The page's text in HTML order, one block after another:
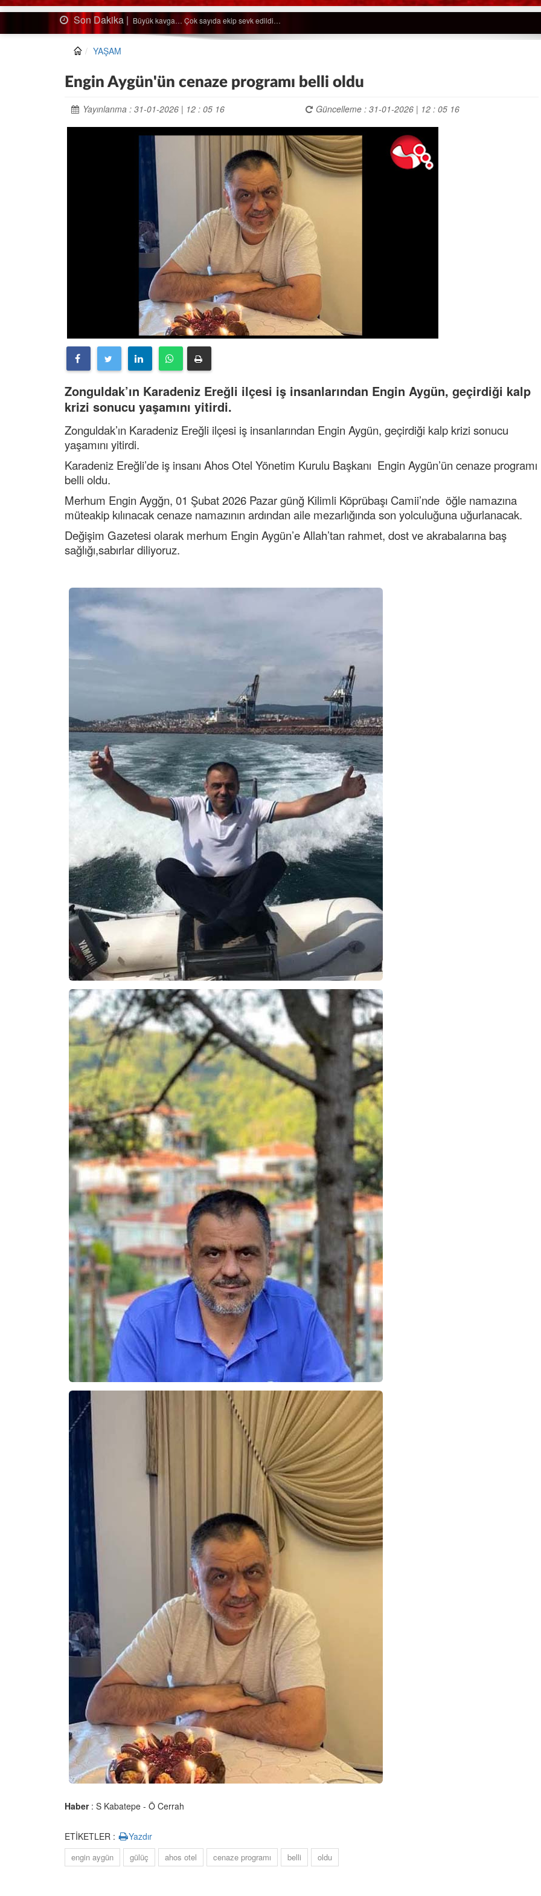
Son Dakika | Ağaçtan düştü…
YAŞAM
Engin Aygün'ün cenaze programı belli oldu
Yayınlanma : 31-01-2026 | 12 : 05 16 Güncelleme : 31-01-2026 | 12 : 05 16
Zonguldak’ın Karadeniz Ereğli ilçesi iş insanlarından Engin Aygün, geçirdiği kalp
krizi sonucu yaşamını yitirdi.
Zonguldak’ın Karadeniz Ereğli ilçesi iş insanlarından Engin Aygün, geçirdiği kalp krizi sonucu
yaşamını yitirdi.
Karadeniz Ereğli’de iş insanı Ahos Otel Yönetim Kurulu Başkanı Engin Aygün’ün cenaze programı
belli oldu.
Merhum Engin Aygğn, 01 Şubat 2026 Pazar günğ Kilimli Köprübaşı Camii’nde öğle namazına
müteakip kılınacak cenaze namazının ardından aile mezarlığında son yolculuğuna uğurlanacak.
Değişim Gazetesi olarak merhum Engin Aygün’e Allah’tan rahmet, dost ve akrabalarına baş
sağlığı,sabırlar diliyoruz.
Haber: S Kabatepe - Ö Cerrah
ETİKETLER : Yazdır
engin aygün gülüç ahos otel cenaze programı belli oldu
Kemiklerinizi Sessizce Çürüten 6
Alışkanlık
“Aman doktor, yaman doktor.
Derdime bir çare!” – 2-
KİLO KONTROLÜNDE KİLİT
NOKTA: ARA ÖĞÜNLER
Konuk Yazar
Temiz enerji ve gelecek
mücadelesi
“Bu bir suç duyurusudur”
Mustafa Ozturk
İç fındığın fiyatı bu gün 1600 TL Kabuklu fındık
bu fiyatın dörtte biri yani 400 TL olmalı. iç
dört katına satılıyor. iç f
ibrahim yalçınkaya
POSBIYIK nerelerde ya kaç aydır vekaletle
belediye yönetilirmi hayretdebişey
Kadir inanc
Ekmek yediğiniz yere veda edersiniz gurur
tablosu yaparsınız değişik bu kişilikler ya
Muhammed
Valla tren kactj gitti.Uysali devirmwk icin
elinizden ne geliyosa Chp ile kendi partiniz
aleyhine calistiniz.Becerdinizde Adami alasa
ettiniz.Sonuc
Ali
1950 türkiye
ihracati,tütün,kuruüzüm,findik,pamuk krom
mdeni,kafa basi senede 14 dolar